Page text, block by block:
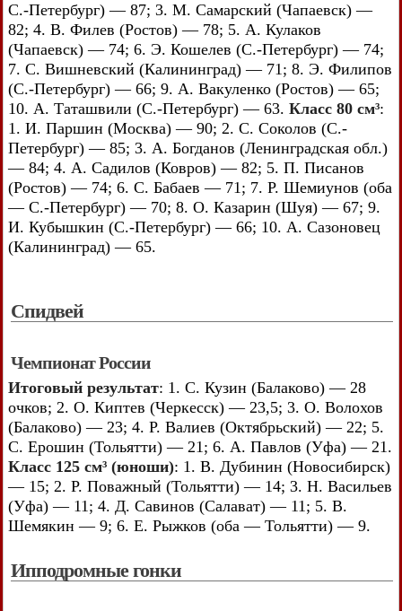
С.-Петербург) — 87; 3. М. Самарский (Чапаевск) —
82; 4. В. Филев (Ростов) — 78; 5. А. Кулаков
(Чапаевск) — 74; 6. Э. Кошелев (С.-Петербург) — 74;
7. С. Вишневский (Калининград) — 71; 8. Э. Филипов
(С.-Петербург) — 66; 9. А. Вакуленко (Ростов) — 65;
10. А. Таташвили (С.-Петербург) — 63. Класс 80 см³:
1. И. Паршин (Москва) — 90; 2. С. Соколов (С.-
Петербург) — 85; 3. А. Богданов (Ленинградская обл.)
— 84; 4. А. Садилов (Ковров) — 82; 5. П. Писанов
(Ростов) — 74; 6. С. Бабаев — 71; 7. Р. Шемиунов (оба
— С.-Петербург) — 70; 8. О. Казарин (Шуя) — 67; 9.
И. Кубышкин (С.-Петербург) — 66; 10. А. Сазоновец
(Калининград) — 65.
Спидвей
Чемпионат России
Итоговый результат: 1. С. Кузин (Балаково) — 28
очков; 2. О. Киптев (Черкесск) — 23,5; 3. О. Волохов
(Балаково) — 23; 4. Р. Валиев (Октябрьский) — 22; 5.
С. Ерошин (Тольятти) — 21; 6. А. Павлов (Уфа) — 21.
Класс 125 см³ (юноши): 1. В. Дубинин (Новосибирск)
— 15; 2. Р. Поважный (Тольятти) — 14; 3. Н. Васильев
(Уфа) — 11; 4. Д. Савинов (Салават) — 11; 5. В.
Шемякин — 9; 6. Е. Рыжков (оба — Тольятти) — 9.
Ипподромные гонки